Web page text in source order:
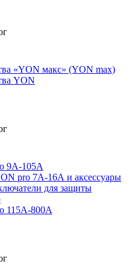
«YON макс» (YON max)
YON
9А-105А
pro 7А-16А и аксессуары
для защиты
115А-800А